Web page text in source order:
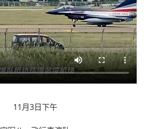
11月3日下午